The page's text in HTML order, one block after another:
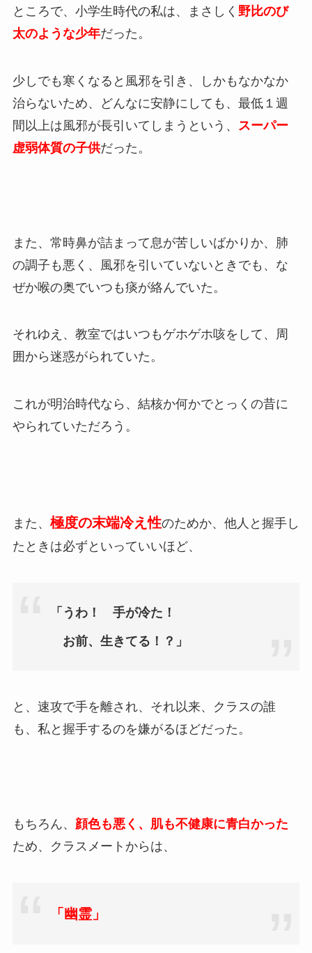
ところで、小学生時代の私は、まさしく 野比のび
太のような少年だった。
少しでも寒くなると風邪を引き、しかもなかなか
治らないため、どんなに安静にしても、最低１週
間以上は風邪が長引いてしまうという、
スーパー
虚弱体質の子供だった。
また、常時鼻が詰まって息が苦しいばかりか、肺
の調子も悪く、風邪を引いていないときでも、な
ぜか喉の奥でいつも痰が絡んでいた。
それゆえ、教室ではいつもゲホゲホ咳をして、周
囲から迷惑がられていた。
これが明治時代なら、結核か何かでとっくの昔に
やられていただろう。
また、 極度の末端冷え性のためか、他人と握手し
たときは必ずといっていいほど、
「うわ！ 手が冷た！
お前、生きてる！？」
と、速攻で手を離され、それ以来、クラスの誰
も、私と握手するのを嫌がるほどだった。
もちろん、 顔色も悪く、肌も不健康に青白かった
ため、クラスメートからは、
「幽霊」